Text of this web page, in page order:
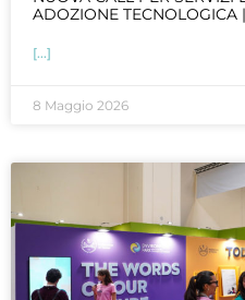
ADOZIONE TECNOLOGICA
[...]
8 Maggio 2026